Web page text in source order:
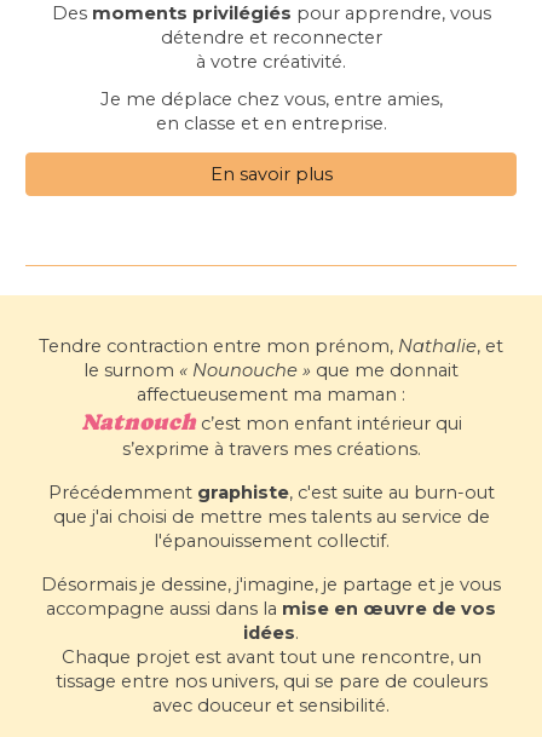
Des moments privilégiés pour apprendre, vous
détendre et reconnecter
à votre créativité.
Je me déplace chez vous, entre amies,
en classe et en entreprise.
En savoir plus
Tendre contraction entre mon prénom, Nathalie, et
le surnom « Nounouche » que me donnait
affectueusement ma maman :
Natnouchc’est mon enfant intérieur qui
s’exprime à travers mes créations.
Précédemment graphiste, c'est suite au burn-out
que j'ai choisi de mettre mes talents au service de
l'épanouissement collectif.
Désormais je dessine, j'imagine, je partage et je vous
accompagne aussi dans la mise en œuvre de vos
idées.
Chaque projet est avant tout une rencontre, un
tissage entre nos univers, qui se pare de couleurs
avec douceur et sensibilité.